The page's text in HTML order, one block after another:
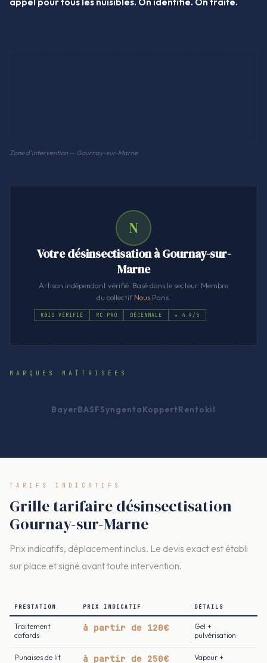
Zone d'intervention — Gournay-sur-Marne
N
Votre désinsectisation à Gournay-sur-
Marne
Artisan indépendant vérifié. Basé dans le secteur. Membre
du collectifNous.Paris.
KBIS VÉRIFIÉ RC PRO DÉCENNALE ★ 4.9/5
MARQUES MAÎTRISÉES
BayerBASFSyngentaKoppertRentokil
TARIFS INDICATIFS
Grille tarifaire désinsectisation
Gournay-sur-Marne
Prix indicatifs, déplacement inclus. Le devis exact est établi
sur place et signé avant toute intervention.
PRESTATION PRIX INDICATIF DÉTAILS
Traitement
cafards
à partir de 120€
Gel +
pulvérisation
Punaises de lit à partir de 250€
Vapeur +